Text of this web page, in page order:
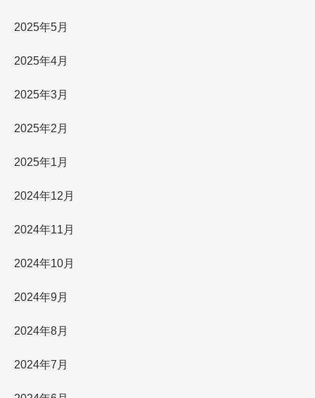
2025年5月
2025年4月
2025年3月
2025年2月
2025年1月
2024年12月
2024年11月
2024年10月
2024年9月
2024年8月
2024年7月